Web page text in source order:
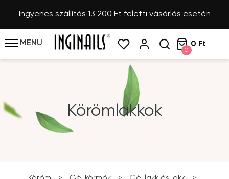
Ingyenes szállítás 13 200 Ft feletti vásárlás esetén
MENU
0
0 Ft
Körömlakkok